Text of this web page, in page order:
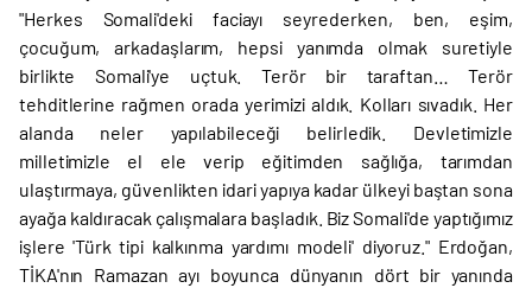
"Herkes Somali'deki faciayı seyrederken, ben, eşim,
çocuğum, arkadaşlarım, hepsi yanımda olmak suretiyle
birlikte Somali'ye uçtuk. Terör bir taraftan… Terör
tehditlerine rağmen orada yerimizi aldık. Kolları sıvadık. Her
alanda neler yapılabileceği belirledik. Devletimizle
milletimizle el ele verip eğitimden sağlığa, tarımdan
ulaştırmaya, güvenlikten idari yapıya kadar ülkeyi baştan sona
ayağa kaldıracak çalışmalara başladık. Biz Somali'de yaptığımız
işlere 'Türk tipi kalkınma yardımı modeli' diyoruz." Erdoğan,
TİKA'nın Ramazan ayı boyunca dünyanın dört bir yanında